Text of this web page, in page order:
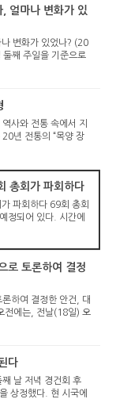
얼마나 변화가 있
변화가 있었나? (20
째 주일을 기준으로
출하는 보고서에는
에서 제출한 보고는
사와 전통 속에서 지
년 전통의 “목양 장
국교회를 이끌고 갈
같이 소논문 특별
총회가 파회하다
파회하다 69회 총회
정되어 있다. 시간에
안을 대비하여 넉넉
. 대부분은 넷째 날까
로 토론하여 결정
하여 결정한 안건, 대
전에는, 전날(18일) 오
고가 이어졌다. 각 부
경우 별다른 이의 없이
다
날 저녁 경건회 후
상정했다. 현 시국에